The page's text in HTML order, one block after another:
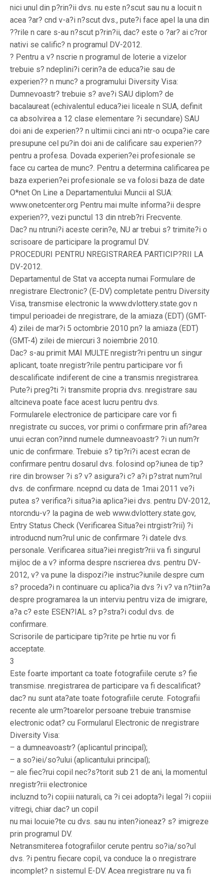
nici unul din p?rin?ii dvs. nu este n?scut sau nu a locuit n
acea ?ar? cnd v-a?i n?scut dvs., pute?i face apel la una din
??rile n care s-au n?scut p?rin?ii, dac? este o ?ar? ai c?ror
nativi se calific? n programul DV-2012.
? Pentru a v? nscrie n programul de loterie a vizelor
trebuie s? ndeplini?i cerin?a de educa?ie sau de
experien?? n munc? a programului Diversity Visa:
Dumnevoastr? trebuie s? ave?i SAU diplom? de
bacalaureat (echivalentul educa?iei liceale n SUA, definit
ca absolvirea a 12 clase elementare ?i secundare) SAU
doi ani de experien?? n ultimii cinci ani ntr-o ocupa?ie care
presupune cel pu?in doi ani de calificare sau experien??
pentru a profesa. Dovada experien?ei profesionale se
face cu cartea de munc?. Pentru a determina calificarea pe
baza experien?ei profesionale se va folosi baza de date
O*net On Line a Departamentului Muncii al SUA:
www.onetcenter.org Pentru mai multe informa?ii despre
experien??, vezi punctul 13 din ntreb?ri Frecvente.
Dac? nu ntruni?i aceste cerin?e, NU ar trebui s? trimite?i o
scrisoare de participare la programul DV.
PROCEDURI PENTRU NREGISTRAREA PARTICIP?RII LA
DV-2012.
Departamentul de Stat va accepta numai Formulare de
nregistrare Electronic? (E-DV) completate pentru Diversity
Visa, transmise electronic la www.dvlottery.state.gov n
timpul perioadei de nregistrare, de la amiaza (EDT) (GMT-
4) zilei de mar?i 5 octombrie 2010 pn? la amiaza (EDT)
(GMT-4) zilei de miercuri 3 noiembrie 2010.
Dac? s-au primit MAI MULTE nregistr?ri pentru un singur
aplicant, toate nregistr?rile pentru participare vor fi
descalificate indiferent de cine a transmis nregistrarea.
Pute?i preg?ti ?i transmite propria dvs. nregistrare sau
altcineva poate face acest lucru pentru dvs.
Formularele electronice de participare care vor fi
nregistrate cu succes, vor primi o confirmare prin afi?area
unui ecran con?innd numele dumneavoastr? ?i un num?r
unic de confirmare. Trebuie s? tip?ri?i acest ecran de
confirmare pentru dosarul dvs. folosind op?iunea de tip?
rire din browser ?i s? v? asigura?i c? a?i p?strat num?rul
dvs. de confirmare. ncepnd cu data de 1mai 2011 ve?i
putea s? verifica?i situa?ia aplica?iei dvs. pentru DV-2012,
ntorcndu-v? la pagina de web www.dvlottery.state.gov,
Entry Status Check (Verificarea Situa?ei ntrgistr?rii) ?i
introducnd num?rul unic de confirmare ?i datele dvs.
personale. Verificarea situa?iei nregistr?rii va fi singurul
mijloc de a v? informa despre nscrierea dvs. pentru DV-
2012, v? va pune la dispozi?ie instruc?iunile despre cum
s? proceda?i n continuare cu aplica?ia dvs ?i v? va n?tiin?a
despre programarea la un interviu pentru viza de imigrare,
a?a c? este ESEN?IAL s? p?stra?i codul dvs. de
confirmare.
Scrisorile de participare tip?rite pe hrtie nu vor fi
acceptate.
3
Este foarte important ca toate fotografiile cerute s? fie
transmise. nregistrarea de participare va fi descalificat?
dac? nu sunt ata?ate toate fotografiile cerute. Fotografii
recente ale urm?toarelor persoane trebuie transmise
electronic odat? cu Formularul Electronic de nregistrare
Diversity Visa:
– a dumneavoastr? (aplicantul principal);
– a so?iei/so?ului (aplicantului principal);
– ale fiec?rui copil nec?s?torit sub 21 de ani, la momentul
nregistr?rii electronice
incluznd to?i copiii naturali, ca ?i cei adopta?i legal ?i copiii
vitregi, chiar dac? un copil
nu mai locuie?te cu dvs. sau nu inten?ioneaz? s? imigreze
prin programul DV.
Netransmiterea fotografiilor cerute pentru so?ia/so?ul
dvs. ?i pentru fiecare copil, va conduce la o nregistrare
incomplet? n sistemul E-DV. Acea nregistrare nu va fi